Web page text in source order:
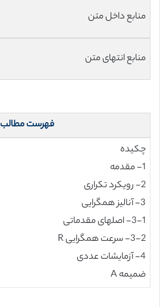
منابع داخل متن
منابع انتهای متن
فهرست مطالب
چکیده
1- مقدمه
2- رویکرد تکراری
3- آنالیز همگرایی
3-1- اصلهای مقدماتی
3-2- سرعت همگرایی R
4- آزمایشات عددی
ضمیمه A